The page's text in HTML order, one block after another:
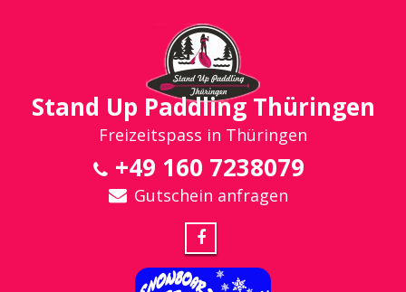
Stand Up Paddling Thüringen
Freizeitspass in Thüringen
+49 160 7238079
Gutschein anfragen